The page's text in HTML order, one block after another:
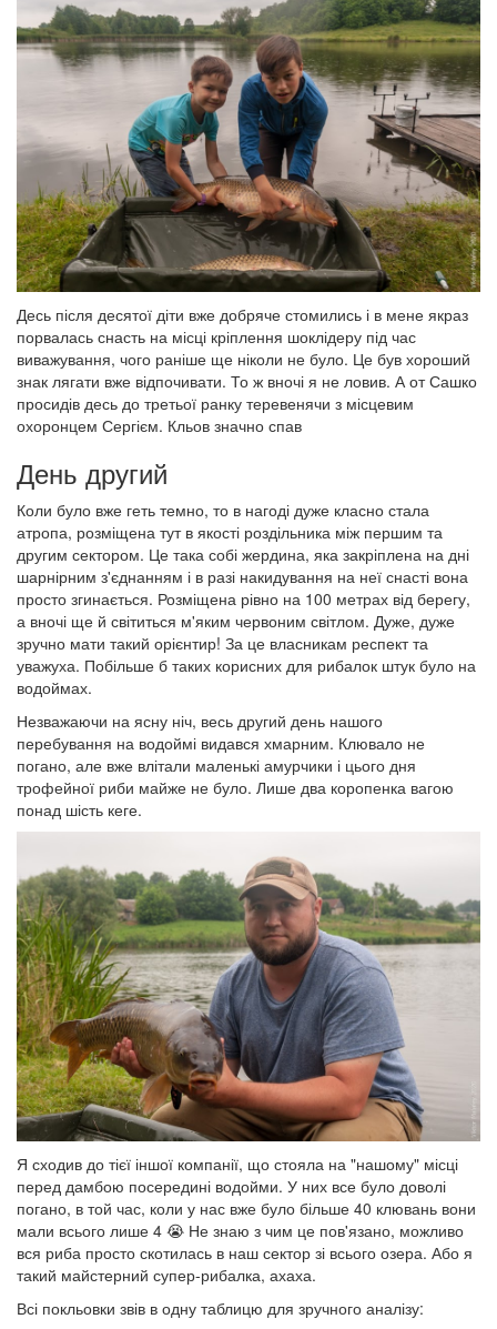
Десь після десятої діти вже добряче стомились і в мене якраз
порвалась снасть на місці кріплення шоклідеру під час
виважування, чого раніше ще ніколи не було. Це був хороший
знак лягати вже відпочивати. То ж вночі я не ловив. А от Сашко
просидів десь до третьої ранку теревенячи з місцевим
охоронцем Сергієм. Кльов значно спав
День другий
Коли було вже геть темно, то в нагоді дуже класно стала
атропа, розміщена тут в якості роздільника між першим та
другим сектором. Це така собі жердина, яка закріплена на дні
шарнірним з'єднанням і в разі накидування на неї снасті вона
просто згинається. Розміщена рівно на 100 метрах від берегу,
а вночі ще й світиться м'яким червоним світлом. Дуже, дуже
зручно мати такий орієнтир! За це власникам респект та
уважуха. Побільше б таких корисних для рибалок штук було на
водоймах.
Незважаючи на ясну ніч, весь другий день нашого
перебування на водоймі видався хмарним. Клювало не
погано, але вже влітали маленькі амурчики і цього дня
трофейної риби майже не було. Лише два коропенка вагою
понад шість кеге.
Я сходив до тієї іншої компанії, що стояла на "нашому" місці
перед дамбою посередині водойми. У них все було доволі
погано, в той час, коли у нас вже було більше 40 клювань вони
мали всього лише 4 😭 Не знаю з чим це пов'язано, можливо
вся риба просто скотилась в наш сектор зі всього озера. Або я
такий майстерний супер-рибалка, ахаха.
Всі покльовки звів в одну таблицю для зручного аналізу: